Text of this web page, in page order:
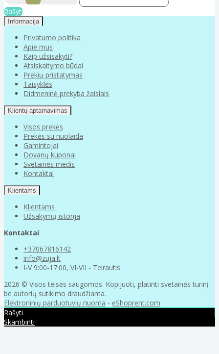
Rašyti
Informacija
Privatumo politika
Apie mus
Kaip užsisakyti?
Atsiskaitymo būdai
Prekių pristatymas
Taisyklės
Didmeninė prekyba žaislais
Klientų aptarnavimas
Visos prekės
Prekės su nuolaida
Gamintojai
Dovanų kuponai
Svetainės medis
Kontaktai
Klientams
Klientams
Užsakymų istorija
Kontaktai
+37067816142
info@zuja.lt
I-V 9:00-17:00, VI-VII - Teirautis
2026 © Visos teisės saugomos. Kopijuoti, platinti svetainės turinį
be autorių sutikimo draudžiama.
Elektroninių parduotuvių nuoma - eShoprent.com
Rašyti
Skambinti